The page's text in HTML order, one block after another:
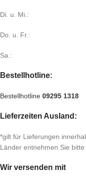
Di. u. Mi.:
Do. u. Fr.:
Sa.:
Bestellhotline:
Bestellhotline 09295 1318
Lieferzeiten Ausland:
*gilt für Lieferungen
Länder entnehmen Sie bitte
Wir versenden mit